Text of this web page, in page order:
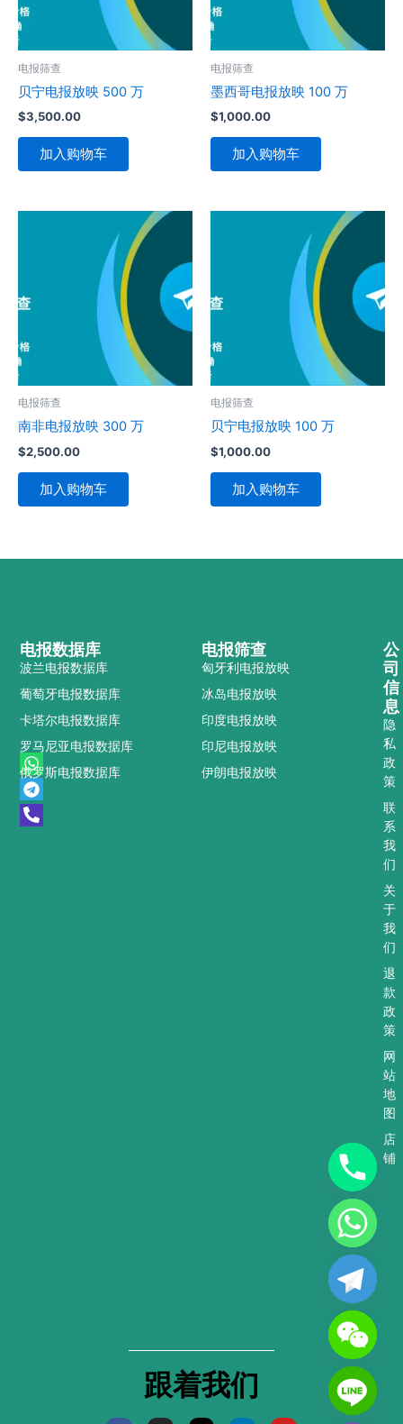
电报筛查
贝宁电报放映 500 万
$3,500.00
加入购物车
电报筛查
墨西哥电报放映 100 万
$1,000.00
加入购物车
电报筛查
南非电报放映 300 万
$2,500.00
加入购物车
电报筛查
贝宁电报放映 100 万
$1,000.00
加入购物车
W
h
a
t
s
T
e
l
e
g
P
h
o
n
e
电报筛查
匈牙利电报放映
冰岛电报放映
印度电报放映
印尼电报放映
伊朗电报放映
电报数据库
波兰电报数据库
葡萄牙电报数据库
卡塔尔电报数据库
罗马尼亚电报数据库
俄罗斯电报数据库
公
司
信
息
隐
私
政
策
联
系
我
们
关
于
我
们
退
款
政
策
网
站
地
图
店
铺
跟着我们